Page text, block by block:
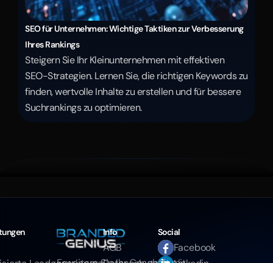
SEO für Unternehmen: Wichtige Taktiken zur Verbesserung
Ihres Rankings
Steigern Sie Ihr Kleinunternehmen mit effektiven
SEO-Strategien. Lernen Sie, die richtigen Keywords zu
finden, wertvolle Inhalte zu erstellen und für bessere
Suchrankings zu optimieren.
Info
AGB
Social
Facebook